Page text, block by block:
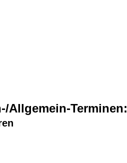
Allgemein-Terminen: